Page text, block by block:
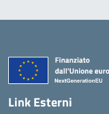
Link Esterni